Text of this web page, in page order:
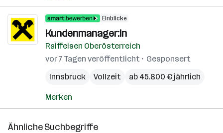
Einblicke
Kundenmanager:in
Raiffeisen Oberösterreich
vor 7 Tagen veröffentlicht
Gesponsert
Innsbruck
Vollzeit ab 45.800 € jährlich
Merken
Ähnliche Suchbegriffe